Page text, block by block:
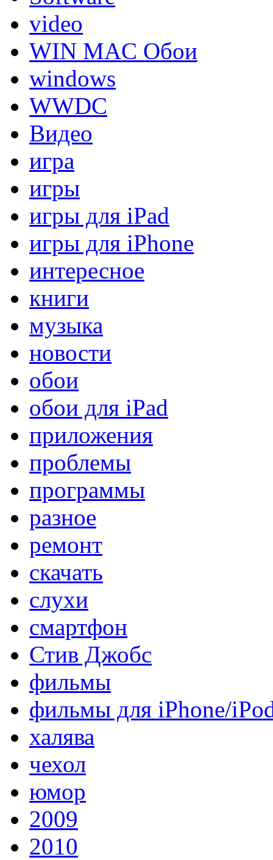
video
WIN MAC Обои
windows
WWDC
Видео
игра
игры
игры для iPad
игры для iPhone
интересное
книги
музыка
новости
обои
обои для iPad
приложения
проблемы
программы
разное
ремонт
скачать
слухи
смартфон
Стив Джобс
фильмы
фильмы для iPhone/
халява
чехол
юмор
2009
2010